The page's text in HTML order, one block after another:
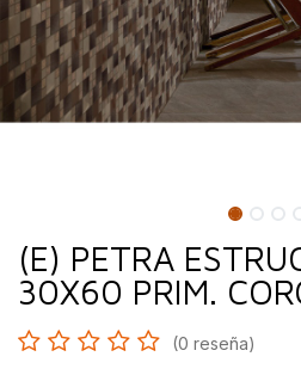
(E) PETRA
30X60 PRIM.
(0 reseña)